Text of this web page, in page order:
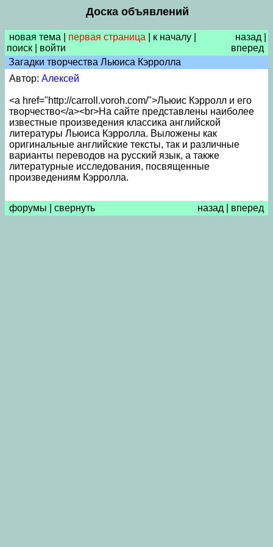
Доска объявлений
новая тема первая страница к началу
поиск
войти
назад
вперед
Загадки творчества Льюиса Кэрролла
Автор: Алексей
<a href="http://carroll.voroh.com/">Льюис Кэрролл и его
творчество</a><br>На сайте представлены наиболее
известные произведения классика английской
литературы Льюиса Кэрролла. Выложены как
оригинальные английские тексты, так и различные
варианты переводов на русский язык, а также
литературные исследования, посвященные
произведениям Кэрролла.
форумы свернуть назад вперед